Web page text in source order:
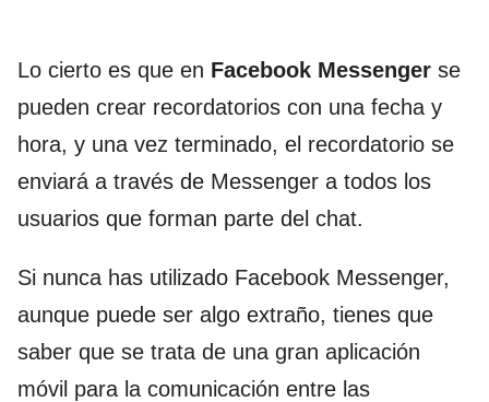
Lo cierto es que en Facebook Messenger se
pueden crear recordatorios con una fecha y
hora, y una vez terminado, el recordatorio se
enviará a través de Messenger a todos los
usuarios que forman parte del chat.
Si nunca has utilizado Facebook Messenger,
aunque puede ser algo extraño, tienes que
saber que se trata de una gran aplicación
móvil para la comunicación entre las